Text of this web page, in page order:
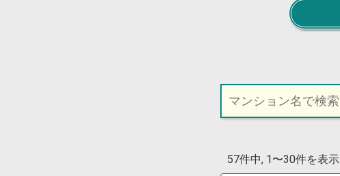
57件中, 1〜30件を表示